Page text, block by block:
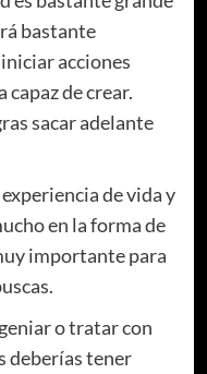
bastante
acciones
capaz de crear.
sacar adelante
de vida y
en la forma de
importante para
o tratar con
deberías tener